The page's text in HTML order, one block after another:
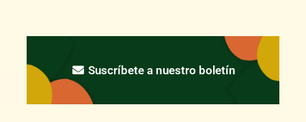
Suscríbete a nuestro boletín